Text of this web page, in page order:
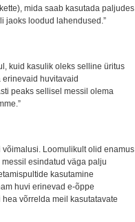
mida saab kasutada paljudes
jaoks loodud lahendused.”
kuid kasulik oleks selline üritus
huvitavaid
peaks sellisel messil olema
võimalusi. Loomulikult olid enamus
esindatud väga palju
kasutamine
huvi erinevad e-õppe
võrrelda meil kasutatavate